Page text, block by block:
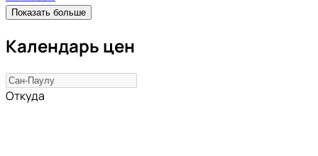
Показать больше
Календарь цен
Откуда